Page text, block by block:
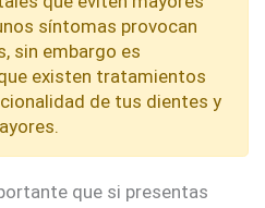
síntomas provocan
sin embargo es
existen tratamientos
de tus dientes y
que si presentas